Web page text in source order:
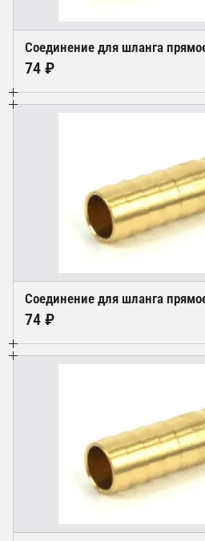
Соединение для шланга
74 ₽
Соединение для шланга
74 ₽